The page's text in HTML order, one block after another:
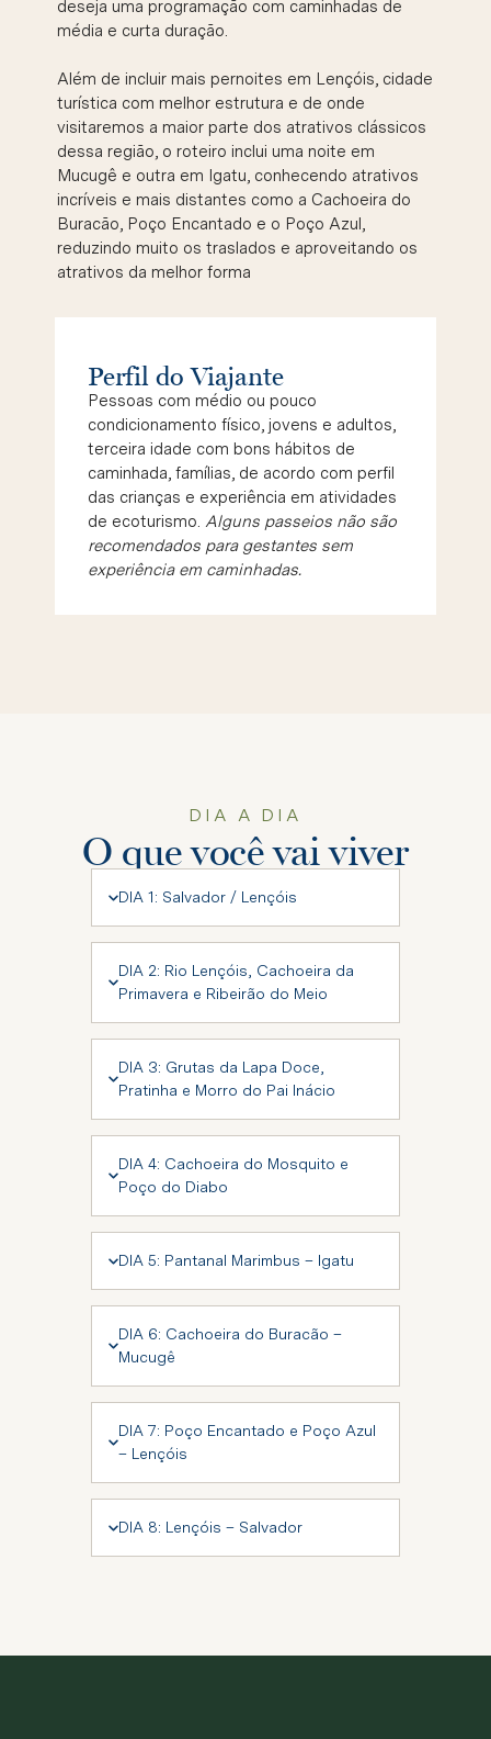
deseja uma programação com caminhadas de
média e curta duração.
Além de incluir mais pernoites em Lençóis, cidade
turística com melhor estrutura e de onde
visitaremos a maior parte dos atrativos clássicos
dessa região, o roteiro inclui uma noite em
Mucugê e outra em Igatu, conhecendo atrativos
incríveis e mais distantes como a Cachoeira do
Buracão, Poço Encantado e o Poço Azul,
reduzindo muito os traslados e aproveitando os
atrativos da melhor forma
Perfil do Viajante
Pessoas com médio ou pouco
condicionamento físico, jovens e adultos,
terceira idade com bons hábitos de
caminhada, famílias, de acordo com perfil
das crianças e experiência em atividades
de ecoturismo. Alguns passeios não são
recomendados para gestantes sem
experiência em caminhadas.
DIA A DIA
O que você vai viver
DIA 1: Salvador / Lençóis
DIA 2: Rio Lençóis, Cachoeira da
Primavera e Ribeirão do Meio
DIA 3: Grutas da Lapa Doce,
Pratinha e Morro do Pai Inácio
DIA 4: Cachoeira do Mosquito e
Poço do Diabo
DIA 5: Pantanal Marimbus – Igatu
DIA 6: Cachoeira do Buracão –
Mucugê
DIA 7: Poço Encantado e Poço Azul
– Lençóis
DIA 8: Lençóis – Salvador